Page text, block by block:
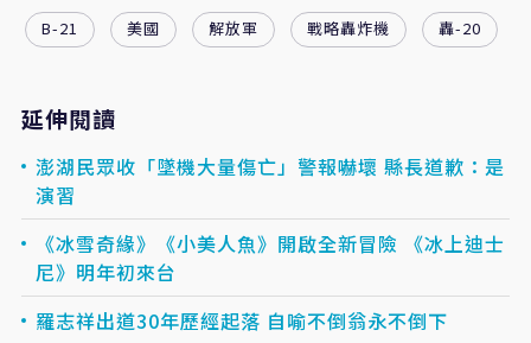
B-21 美國 解放軍 戰略轟炸機 轟-20
延伸閱讀
澎湖民眾收「墜機大量傷亡」警報嚇壞 縣長道歉：是
演習
《冰雪奇緣》《小美人魚》開啟全新冒險 《冰上迪士
尼》明年初來台
羅志祥出道30年歷經起落 自喻不倒翁永不倒下